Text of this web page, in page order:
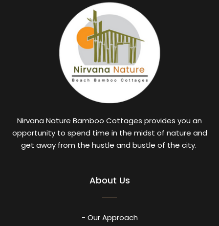
Nirvana Nature Bamboo Cottages provides you an
opportunity to spend time in the midst of nature and
get away from the hustle and bustle of the city.
About Us
- Our Approach